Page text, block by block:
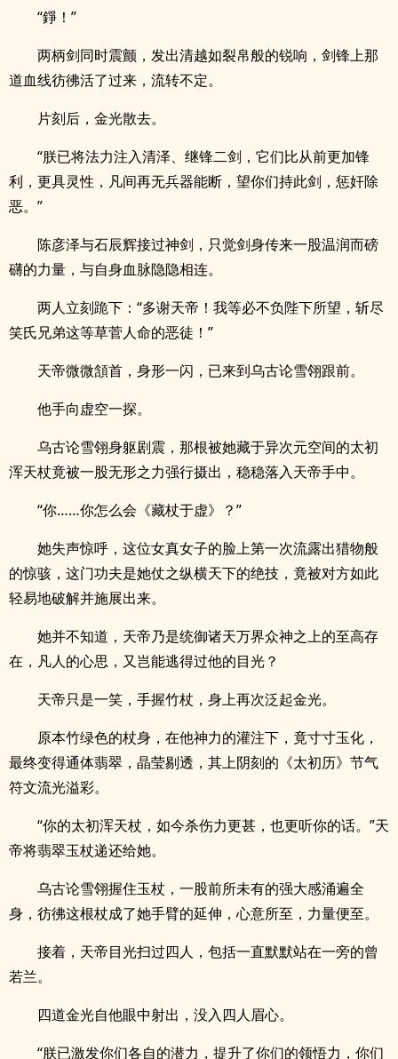
“錚！”
两柄剑同时震颤，发出清越如裂帛般的锐响，剑锋上那
道血线彷彿活了过来，流转不定。
片刻后，金光散去。
“朕已将法力注入清泽、继锋二剑，它们比从前更加锋
利，更具灵性，凡间再无兵器能断，望你们持此剑，惩奸除
恶。”
陈彦泽与石辰辉接过神剑，只觉剑身传来一股温润而磅
礴的力量，与自身血脉隐隐相连。
两人立刻跪下：“多谢天帝！我等必不负陛下所望，斩尽
笑氏兄弟这等草菅人命的恶徒！”
天帝微微頷首，身形一闪，已来到乌古论雪翎跟前。
他手向虚空一探。
乌古论雪翎身躯剧震，那根被她藏于异次元空间的太初
浑天杖竟被一股无形之力强行摄出，稳稳落入天帝手中。
“你……你怎么会《藏杖于虚》？”
她失声惊呼，这位女真女子的脸上第一次流露出猎物般
的惊骇，这门功夫是她仗之纵横天下的绝技，竟被对方如此
轻易地破解并施展出来。
她并不知道，天帝乃是统御诸天万界众神之上的至高存
在，凡人的心思，又岂能逃得过他的目光？
天帝只是一笑，手握竹杖，身上再次泛起金光。
原本竹绿色的杖身，在他神力的灌注下，竟寸寸玉化，
最终变得通体翡翠，晶莹剔透，其上阴刻的《太初历》节气
符文流光溢彩。
“你的太初浑天杖，如今杀伤力更甚，也更听你的话。”天
帝将翡翠玉杖递还给她。
乌古论雪翎握住玉杖，一股前所未有的强大感涌遍全
身，彷彿这根杖成了她手臂的延伸，心意所至，力量便至。
接着，天帝目光扫过四人，包括一直默默站在一旁的曾
若兰。
四道金光自他眼中射出，没入四人眉心。
“朕已激发你们各自的潜力，提升了你们的领悟力，你们